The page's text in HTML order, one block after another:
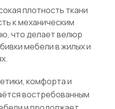
плотность ткани
к механическим
что делает велюр
мебели в жилых и
комфорта и
востребованным